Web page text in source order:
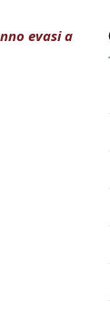
evasi a